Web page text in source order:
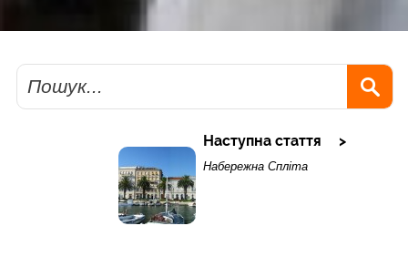
Пошук
Наступна стаття
Набережна Спліта